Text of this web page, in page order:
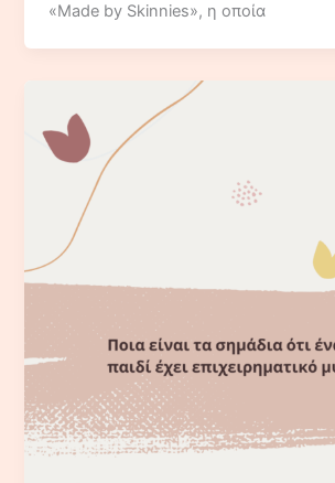
«Made by Skinnies», η οποία